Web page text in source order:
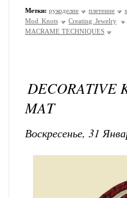
Метки: рукоделие плетение
Mod Knots
Creating Jewelry
MACRAME TECHNIQUES
DECORATIVE
MAT
Воскресенье, 31